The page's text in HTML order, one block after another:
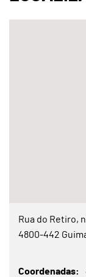
Rua do Retiro,
4800-442
Coordenadas